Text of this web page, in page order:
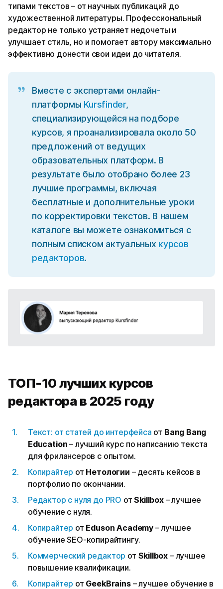
типами текстов – от научных публикаций до
художественной литературы. Профессиональный
редактор не только устраняет недочеты и
улучшает стиль, но и помогает автору максимально
эффективно донести свои идеи до читателя.
Вместе с экспертами онлайн-
платформы Kursfinder,
специализирующейся на подборе
курсов, я проанализировала около 50
предложений от ведущих
образовательных платформ. В
результате было отобрано более 23
лучшие программы, включая
бесплатные и дополнительные уроки
по корректировки текстов. В нашем
каталоге вы можете ознакомиться с
полным списком актуальных курсов
редакторов.
ТОП-10 лучших курсов
редактора в 2025 году
Текст: от статей до интерфейса от Bang Bang
Education – лучший курс по написанию текста
для фрилансеров с опытом.
Копирайтер от Нетологии – десять кейсов в
портфолио по окончании.
Редактор с нуля до PRO отSkillbox– лучшее
обучение с нуля.
Копирайтер от Eduson Academy – лучшее
обучение SEO-копирайтингу.
Коммерческий редактор от Skillbox – лучшее
повышение квалификации.
Копирайтер от GeekBrains – лучшее обучение в